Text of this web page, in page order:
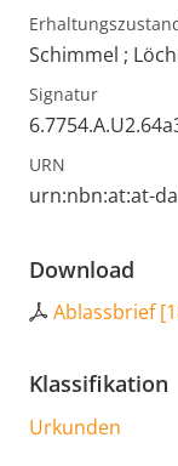
Schimmel ;
Signatur
URN
urn:nbn:at:at-
Download
Ablassbrief[
Klassifikation
Urkunden